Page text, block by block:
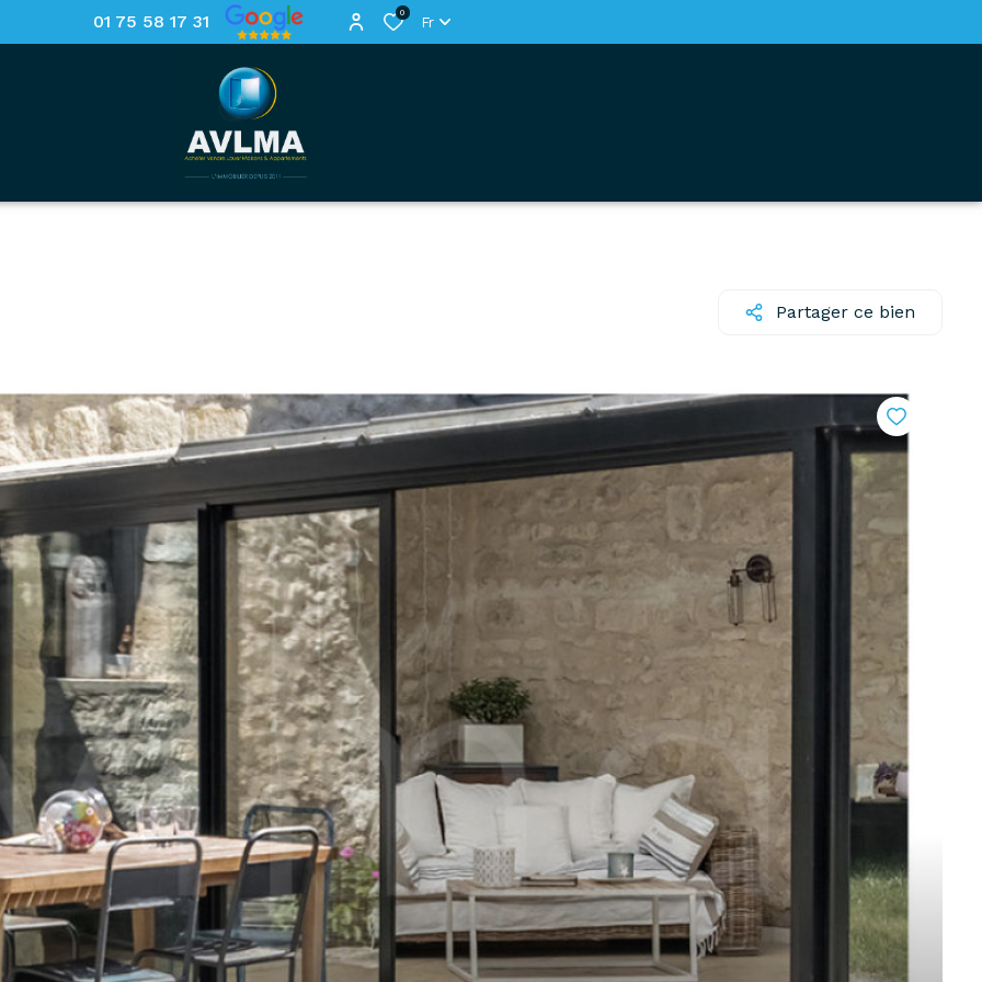
01 75 58 17 31 0
Fr
Partager ce bien